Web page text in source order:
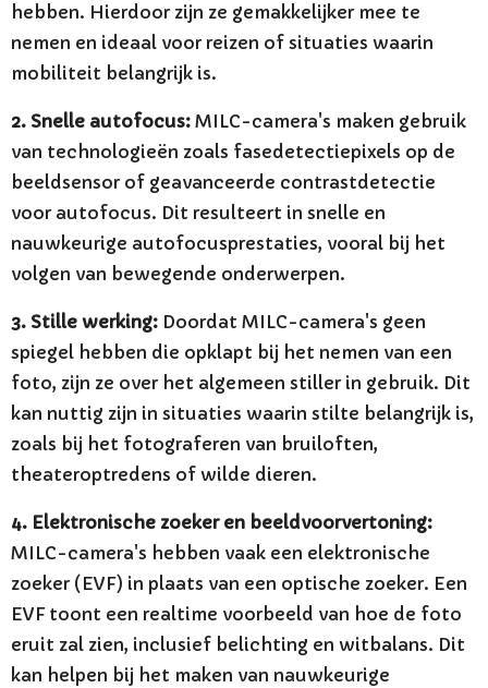
hebben. Hierdoor zijn ze gemakkelijker mee te
nemen en ideaal voor reizen of situaties waarin
mobiliteit belangrijk is.
2. Snelle autofocus: MILC-camera's maken gebruik
van technologieën zoals fasedetectiepixels op de
beeldsensor of geavanceerde contrastdetectie
voor autofocus. Dit resulteert in snelle en
nauwkeurige autofocusprestaties, vooral bij het
volgen van bewegende onderwerpen.
3. Stille werking: Doordat MILC-camera's geen
spiegel hebben die opklapt bij het nemen van een
foto, zijn ze over het algemeen stiller in gebruik. Dit
kan nuttig zijn in situaties waarin stilte belangrijk is,
zoals bij het fotograferen van bruiloften,
theateroptredens of wilde dieren.
4. Elektronische zoeker en beeldvoorvertoning:
MILC-camera's hebben vaak een elektronische
zoeker (EVF) in plaats van een optische zoeker. Een
EVF toont een realtime voorbeeld van hoe de foto
eruit zal zien, inclusief belichting en witbalans. Dit
kan helpen bij het maken van nauwkeurige